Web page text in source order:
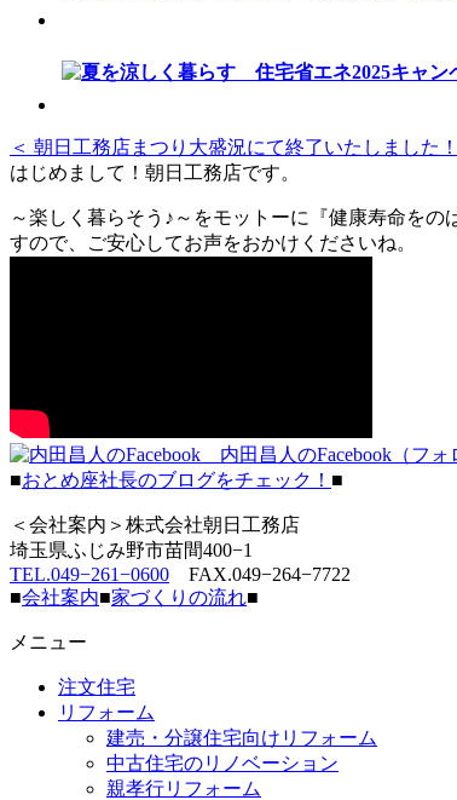
＜ 朝日工務店まつり大盛況にて終了いたしました！
はじめまして！朝日工務店です。
～楽しく暮らそう♪～をモットーに『健康寿命を
すので、ご安心してお声をおかけくださいね。
内田昌人のFacebook（フォ
■おとめ座社長のブログをチェック！ ■
＜会社案内＞株式会社朝日工務店
埼玉県ふじみ野市苗間400−1
TEL.049−261−0600 FAX.049−264−7722
■会社案内■家づくりの流れ■
メニュー
注文住宅
リフォーム
建売・分譲住宅向けリフォーム
中古住宅のリノベーション
親孝行リフォーム